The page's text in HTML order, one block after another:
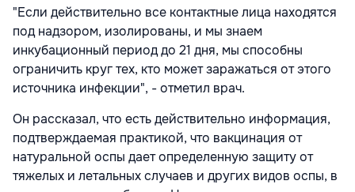
"Если действительно все контактные лица находятся
под надзором, изолированы, и мы знаем
инкубационный период до 21 дня, мы способны
ограничить круг тех, кто может заражаться от этого
источника инфекции", - отметил врач.
Он рассказал, что есть действительно информация,
подтверждаемая практикой, что вакцинация от
натуральной оспы дает определенную защиту от
тяжелых и летальных случаев и других видов оспы, в